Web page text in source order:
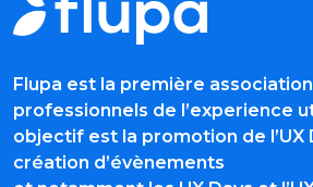
Flupa est la première
professionnels de l’experience
objectif est la promotion de l’UX
création d’évènements